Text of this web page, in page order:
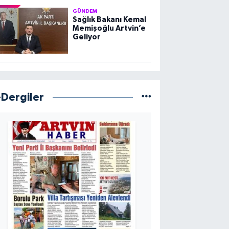
GÜNDEM
Sağlık Bakanı Kemal
Memişoğlu Artvin’e
Geliyor
Dergiler